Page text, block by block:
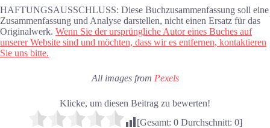
HAFTUNGSAUSSCHLUSS: Diese Buchzusammenfassung soll eine
Zusammenfassung und Analyse darstellen, nicht einen Ersatz für das
Originalwerk. Wenn Sie der ursprüngliche Autor eines Buches auf
unserer Website sind und möchten, dass wir es entfernen, kontaktieren
Sie uns bitte.
All images from Pexels
Klicke, um diesen Beitrag zu bewerten!
[Gesamt: 0Durchschnitt: 0]